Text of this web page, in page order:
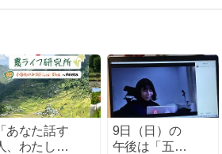
「あなた話す
、わたし聞
9日（日）の
午後は「五つ